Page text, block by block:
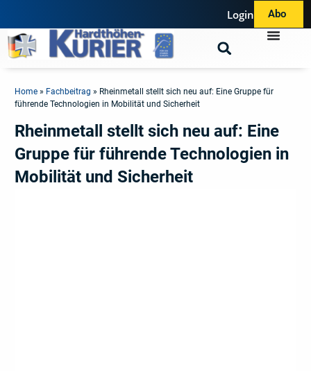
Login Abo
Home » Fachbeitrag » Rheinmetall stellt sich neu auf: Eine Gruppe für
führende Technologien in Mobilität und Sicherheit
Rheinmetall stellt sich neu auf: Eine
Gruppe für führende Technologien in
Mobilität und Sicherheit